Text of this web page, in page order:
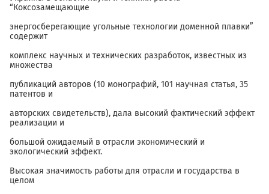
“Коксозамещающие
энергосберегающие угольные технологии доменной плавки”
содержит
комплекс научных и технических разработок, известных из
множества
публикаций авторов (10 монографий, 101 научная статья, 35
патентов и
авторских свидетельств), дала высокий фактический эффект
реализации и
большой ожидаемый в отрасли экономический и
экологический эффект.
Высокая значимость работы для отрасли и государства в
целом